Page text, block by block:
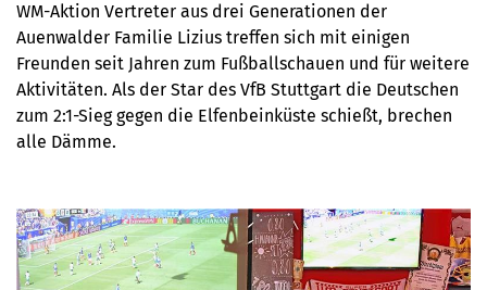
WM-Aktion Vertreter aus drei Generationen der
Auenwalder Familie Lizius treffen sich mit einigen
Freunden seit Jahren zum Fußballschauen und für weitere
Aktivitäten. Als der Star des VfB Stuttgart die Deutschen
zum 2:1-Sieg gegen die Elfenbeinküste schießt, brechen
alle Dämme.